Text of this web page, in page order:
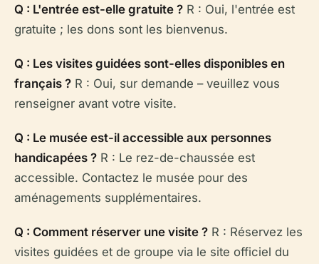
Q : L'entrée est-elle gratuite ? R : Oui, l'entrée est
gratuite ; les dons sont les bienvenus.
Q : Les visites guidées sont-elles disponibles en
français ? R : Oui, sur demande – veuillez vous
renseigner avant votre visite.
Q : Le musée est-il accessible aux personnes
handicapées ? R : Le rez-de-chaussée est
accessible. Contactez le musée pour des
aménagements supplémentaires.
Q : Comment réserver une visite ? R : Réservez les
visites guidées et de groupe via le site officiel du